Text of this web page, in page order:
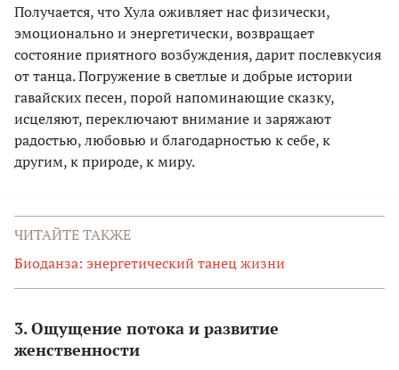
Получается, что Хула оживляет нас физически,
эмоционально и энергетически, возвращает
состояние приятного возбуждения, дарит послевкусия
от танца. Погружение в светлые и добрые истории
гавайских песен, порой напоминающие сказку,
исцеляют, переключают внимание и заряжают
радостью, любовью и благодарностью к себе, к
другим, к природе, к миру.
ЧИТАЙТЕ ТАКЖЕ
Биоданза: энергетический танец жизни
3. Ощущение потока и развитие
женственности